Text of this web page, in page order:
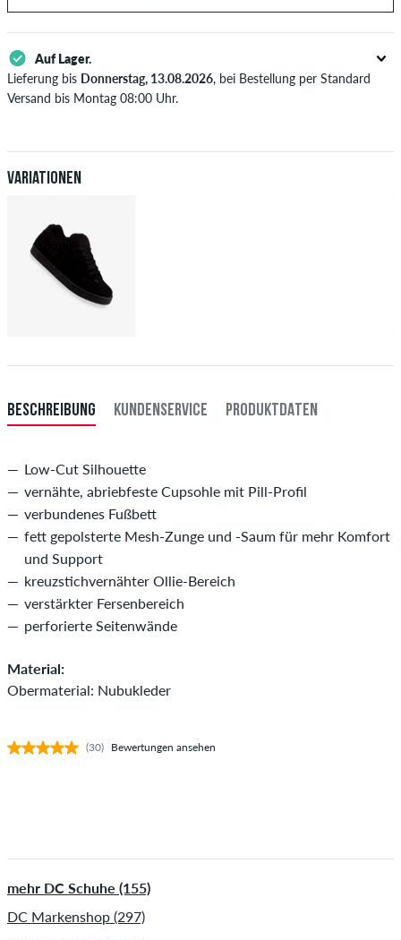
Auf Lager.
Lieferung bis Donnerstag, 13.08.2026, bei Bestellung per Standard
Versand bis Montag 08:00 Uhr.
deiner Überweisung an dich versendet. Weitere Infos zuVersand&
Zahlung .
Variationen
BESCHREIBUNG KUNDENSERVICE PRODUKTDATEN
Low-Cut Silhouette
vernähte, abriebfeste Cupsohle mit Pill-Profil
verbundenes Fußbett
fett gepolsterte Mesh-Zunge und -Saum für mehr Komfort
und Support
kreuzstichvernähter Ollie-Bereich
verstärkter Fersenbereich
perforierte Seitenwände
Material:
Obermaterial: Nubukleder
(30) Bewertungen ansehen
mehr DC Schuhe (155)
DC Markenshop (297)